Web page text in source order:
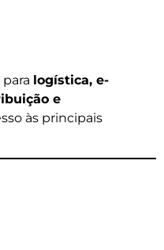
logística, e-
e
às principais